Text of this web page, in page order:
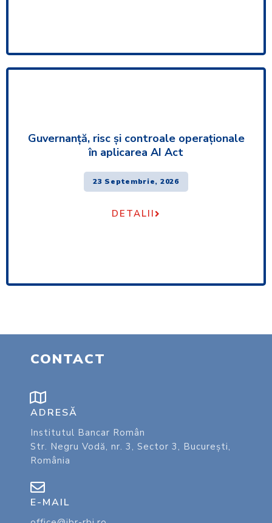
Guvernanță, risc și controale operaționale
în aplicarea AI Act
23 Septembrie, 2026
DETALII
CONTACT
ADRESĂ
Institutul Bancar Român
Str. Negru Vodă, nr. 3, Sector 3, București,
România
E-MAIL